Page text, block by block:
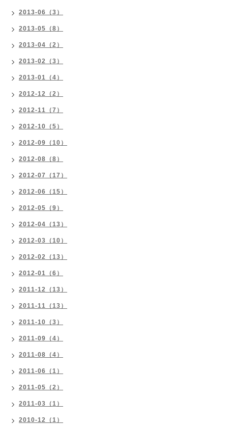
2013-06（3）
2013-05（8）
2013-04（2）
2013-02（3）
2013-01（4）
2012-12（2）
2012-11（7）
2012-10（5）
2012-09（10）
2012-08（8）
2012-07（17）
2012-06（15）
2012-05（9）
2012-04（13）
2012-03（10）
2012-02（13）
2012-01（6）
2011-12（13）
2011-11（13）
2011-10（3）
2011-09（4）
2011-08（4）
2011-06（1）
2011-05（2）
2011-03（1）
2010-12（1）